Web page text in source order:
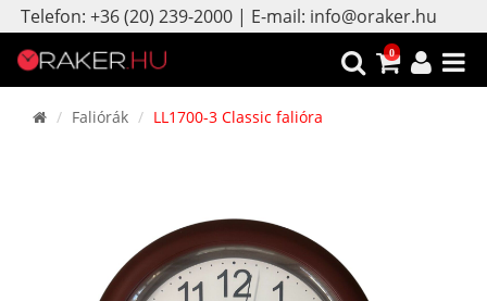
Telefon: +36 (20) 239-2000 | E-mail: info@oraker.hu
0
Faliórák LL1700-3 Classic falióra